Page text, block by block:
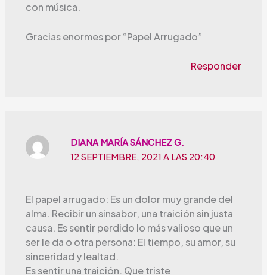
con música.
Gracias enormes por “Papel Arrugado”
Responder
DIANA MARÍA SÁNCHEZ G.
12 SEPTIEMBRE, 2021 A LAS 20:40
El papel arrugado: Es un dolor muy grande del
alma. Recibir un sinsabor, una traición sin justa
causa. Es sentir perdido lo más valioso que un
ser le da o otra persona: El tiempo, su amor, su
sinceridad y lealtad.
Es sentir una traición. Que triste